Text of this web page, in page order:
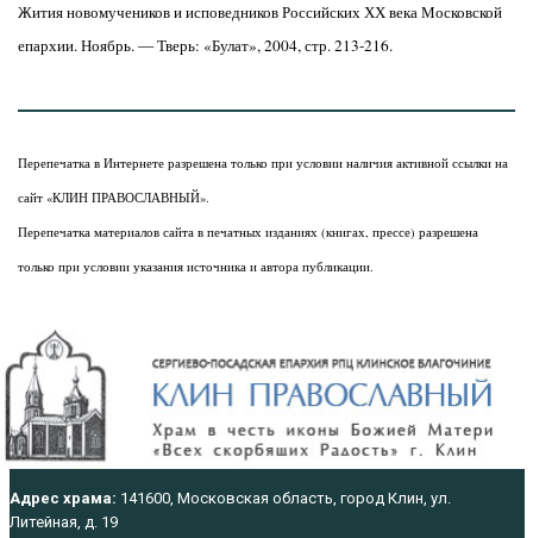
Жития новомучеников и исповедников Российских ХХ века Московской
епархии. Ноябрь. — Тверь: «Булат», 2004, стр. 213-216.
Перепечатка в Интернете разрешена только при условии наличия активной ссылки на
сайт «КЛИН ПРАВОСЛАВНЫЙ».
Перепечатка материалов сайта в печатных изданиях (книгах, прессе) разрешена
только при условии указания источника и автора публикации.
Адрес храма: 141600, Московская область, город Клин, ул.
Литейная, д. 19